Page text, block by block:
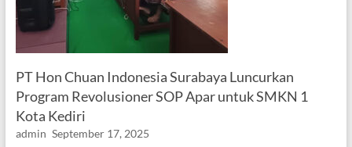
PT Hon Chuan Indonesia Surabaya Luncurkan
Program Revolusioner SOP Apar untuk SMKN 1
Kota Kediri
admin September 17, 2025